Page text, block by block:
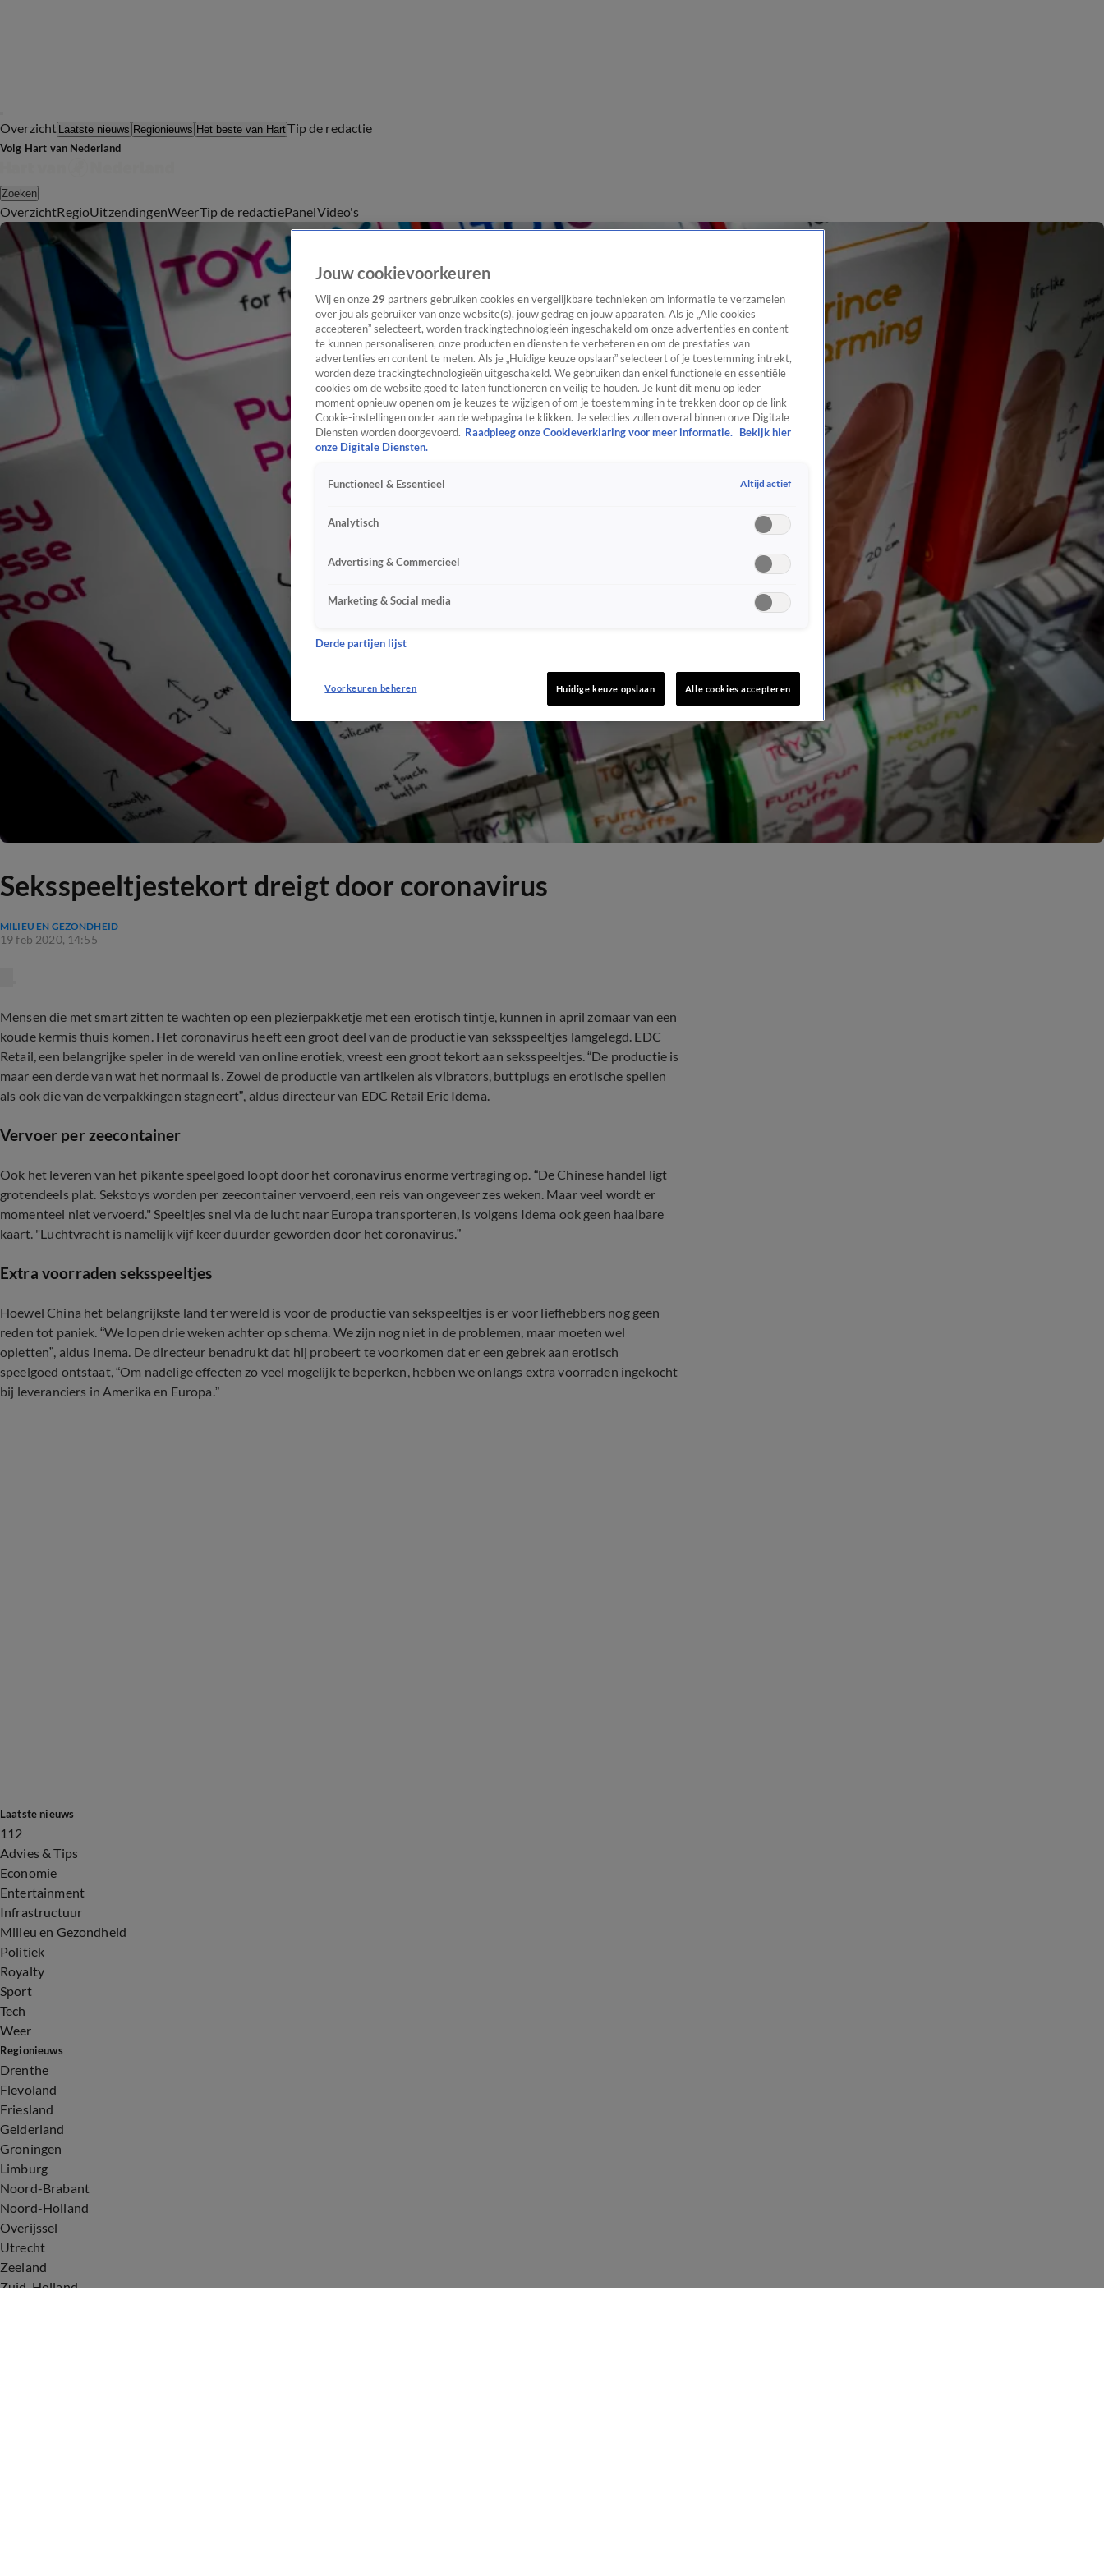
Overzicht Laatste nieuws Regionieuws Het beste van HartTip de redactie
Volg Hart van Nederland
Zoeken
OverzichtRegioUitzendingenWeerTip de redactiePanelVideo's
Seksspeeltjestekort dreigt door coronavirus
MILIEU EN GEZONDHEID
19 feb 2020, 14:55
Mensen die met smart zitten te wachten op een plezierpakketje met een erotisch tintje, kunnen in april zomaar van een
koude kermis thuis komen. Het coronavirus heeft een groot deel van de productie van seksspeeltjes lamgelegd. EDC
Retail, een belangrijke speler in de wereld van online erotiek, vreest een groot tekort aan seksspeeltjes. “De productie is
maar een derde van wat het normaal is. Zowel de productie van artikelen als vibrators, buttplugs en erotische spellen
als ook die van de verpakkingen stagneert”, aldus directeur van EDC Retail Eric Idema.
Vervoer per zeecontainer
Ook het leveren van het pikante speelgoed loopt door het coronavirus enorme vertraging op. “De Chinese handel ligt
grotendeels plat. Sekstoys worden per zeecontainer vervoerd, een reis van ongeveer zes weken. Maar veel wordt er
momenteel niet vervoerd." Speeltjes snel via de lucht naar Europa transporteren, is volgens Idema ook geen haalbare
kaart. "Luchtvracht is namelijk vijf keer duurder geworden door het coronavirus.”
Extra voorraden seksspeeltjes
Hoewel China het belangrijkste land ter wereld is voor de productie van sekspeeltjes is er voor liefhebbers nog geen
reden tot paniek. “We lopen drie weken achter op schema. We zijn nog niet in de problemen, maar moeten wel
opletten”, aldus Inema. De directeur benadrukt dat hij probeert te voorkomen dat er een gebrek aan erotisch
speelgoed ontstaat, “Om nadelige effecten zo veel mogelijk te beperken, hebben we onlangs extra voorraden ingekocht
bij leveranciers in Amerika en Europa.”
Laatste nieuws
112
Advies & Tips
Economie
Entertainment
Infrastructuur
Milieu en Gezondheid
Politiek
Royalty
Sport
Tech
Weer
Regionieuws
Drenthe
Flevoland
Friesland
Gelderland
Groningen
Limburg
Noord-Brabant
Noord-Holland
Overijssel
Utrecht
Zeeland
Zuid-Holland
Jouw cookievoorkeuren
Wij en onze 29 partners gebruiken cookies en vergelijkbare technieken om informatie te verzamelen
over jou als gebruiker van onze website(s), jouw gedrag en jouw apparaten. Als je „Alle cookies
accepteren” selecteert, worden trackingtechnologieën ingeschakeld om onze advertenties en content
te kunnen personaliseren, onze producten en diensten te verbeteren en om de prestaties van
advertenties en content te meten. Als je „Huidige keuze opslaan” selecteert of je toestemming intrekt,
worden deze trackingtechnologieën uitgeschakeld. We gebruiken dan enkel functionele en essentiële
cookies om de website goed te laten functioneren en veilig te houden. Je kunt dit menu op ieder
moment opnieuw openen om je keuzes te wijzigen of om je toestemming in te trekken door op de link
Cookie-instellingen onder aan de webpagina te klikken. Je selecties zullen overal binnen onze Digitale
Diensten worden doorgevoerd. Raadpleeg onze Cookieverklaring voor meer informatie. Bekijk hier
onze Digitale Diensten.
Functioneel & Essentieel Altijd actief
Analytisch
Advertising & Commercieel
Marketing & Social media
Derde partijen lijst
Voorkeuren beheren Huidige keuze opslaan Alle cookies accepteren